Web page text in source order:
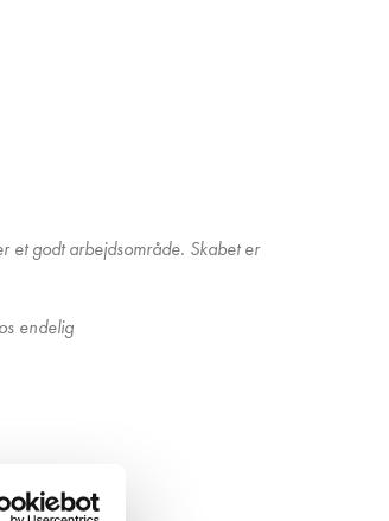
et godt arbejdsområde. Skabet er
endelig